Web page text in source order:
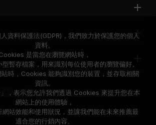
資料保護法(GDPR)，我們致力於保護您的個人
資料。
是當您在瀏覽網站時，
暫存檔案，用來識別每位使用者的瀏覽偏好。
時，Cookies 能夠識別您的裝置，並存取相關
資訊。
，表示您允許我們透過 Cookies 來提升您在本
網站上的使用體驗，
網站效能和使用狀況，並讓我們能在未來推薦最
適合您的行銷內容。